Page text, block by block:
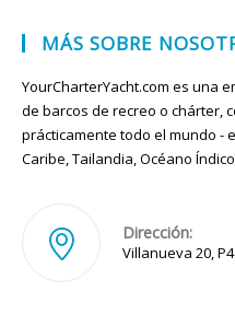
MÁS SOBRE
YourCharterYacht.com es una
de barcos de recreo o chárter,
prácticamente todo el mundo -
Caribe, Tailandia, Océano
Dirección:
Villanueva 20,